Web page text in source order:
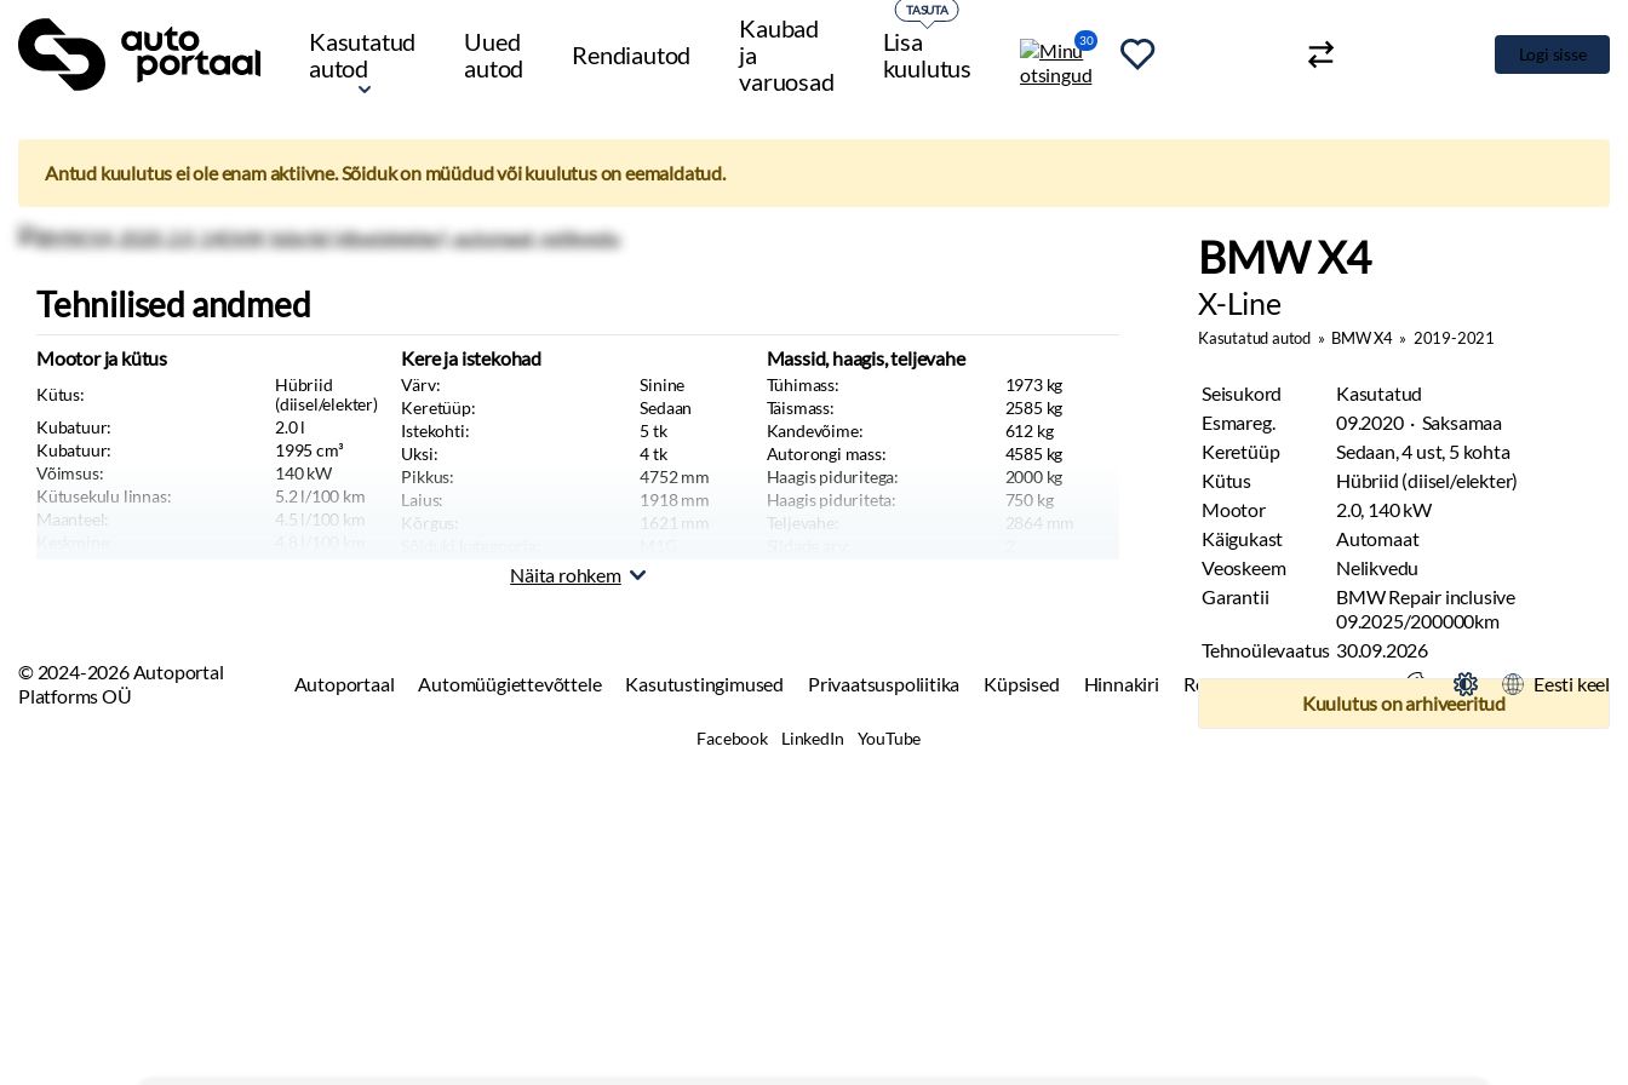
Kasutatud
autod
Uued
autod
Rendiautod
Kaubad
ja
varuosad
Lisa
kuulutus
TASUTA
30
Logi sisse
Antud kuulutus ei ole enam aktiivne. Sõiduk on müüdud või kuulutus on eemaldatud.
BMW X4
X-Line
Kasutatud autod » BMW X4» 2019-2021
Seisukord
Kasutatud
Esmareg.
09.2020 · Saksamaa
Keretüüp
Sedaan, 4 ust, 5 kohta
Kütus
Hübriid (diisel/elekter)
Mootor
2.0, 140 kW
Käigukast
Automaat
Veoskeem
Nelikvedu
Garantii
BMW Repair inclusive
09.2025/200000km
Tehnoülevaatus 30.09.2026
Kuulutus on arhiveeritud
Tehnilised andmed
Mootor ja kütus
Kütus:
Hübriid
(diisel/elekter)
Kubatuur:
2.0l
Kubatuur:
1995 cm³
Võimsus:
140kW
Kütusekulu linnas:
5.2 l/100 km
Maanteel:
4.5 l/100 km
Kere ja istekohad
Värv:
Sinine
Keretüüp:
Sedaan
Istekohti:
5 tk
Uksi:
4tk
Pikkus:
4752mm
Laius:
1918mm
Kõrgus:
1621 mm
Sõiduauto
Massid, haagis, teljevahe
Tühimass: 1973 kg
Täismass:
2585 kg
Kandevõime:
612 kg
Autorongi mass:
4585 kg
Haagis piduritega:
2000 kg
Haagis piduriteta:
750 kg
Teljevahe:
2864 mm
Näita rohkem
© 2024-2026 Autoportal
Platforms OÜ
Autoportaal Automüügiettevõttele Kasutustingimused Privaatsuspoliitika Küpsised Hinnakiri Reklaam Kontakt Eesti keel
Facebook LinkedIn YouTube